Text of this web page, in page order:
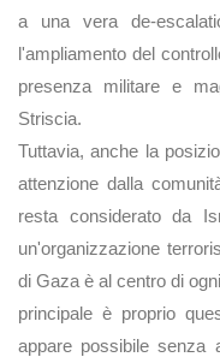
a una vera de-
l'ampliamento del
presenza militare e
Striscia.
Tuttavia, anche la
attenzione dalla
resta considerato da
un'organizzazione
di Gaza è al centro di
principale è proprio
appare possibile senza